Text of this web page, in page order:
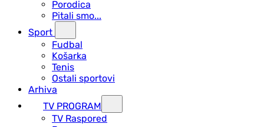
Porodica
Pitali smo...
Sport
Fudbal
Košarka
Tenis
Ostali sportovi
Arhiva
TV PROGRAM
ТV Raspored